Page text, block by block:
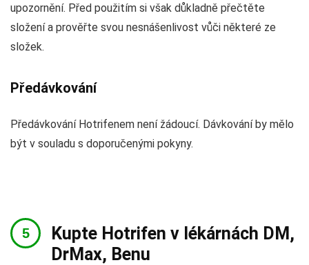
upozornění. Před použitím si však důkladně přečtěte
složení a prověřte svou nesnášenlivost vůči některé ze
složek.
Předávkování
Předávkování Hotrifenem není žádoucí. Dávkování by mělo
být v souladu s doporučenými pokyny.
Kupte Hotrifen v lékárnách DM,
DrMax, Benu